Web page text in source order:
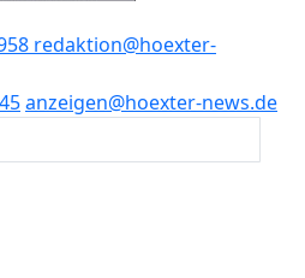
redaktion@hoexter-
anzeigen@hoexter-news.de